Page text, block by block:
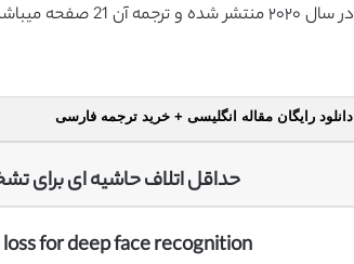
دانلود رایگان مقاله انگلیسی + خرید ترجمه فارسی
حداقل اتلاف حاشیه ای برای
for deep face recognition